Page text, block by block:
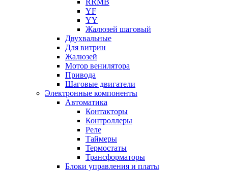
RRMB
YF
YY
Жалюзей шаговый
Двухвальные
Для витрин
Жалюзей
Мотор венилятора
Привода
Шаговые двигатели
Электронные компоненты
Автоматика
Контакторы
Контроллеры
Реле
Таймеры
Термостаты
Трансформаторы
Блоки управления и платы